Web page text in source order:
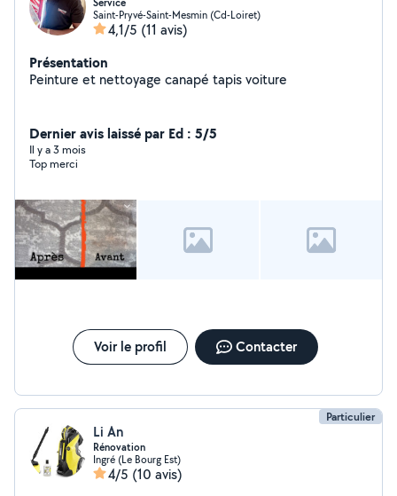
Saint-Pryvé-Saint-Mesmin (Cd-Loiret)
4,1/5 (11 avis)
Présentation
Peinture et nettoyage canapé tapis voiture
Dernier avis laissé par Ed : 5/5
Il y a 3 mois
Top merci
Voir le profil Contacter
Particulier
Li An
Rénovation
Ingré (Le Bourg Est)
4/5 (10 avis)